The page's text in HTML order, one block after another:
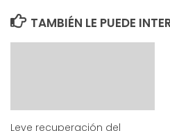
TAMBIÉN LE PUEDE
Leve recuperación del